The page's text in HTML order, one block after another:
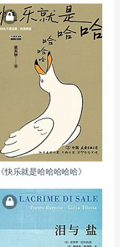
《快乐就是哈哈哈哈哈》